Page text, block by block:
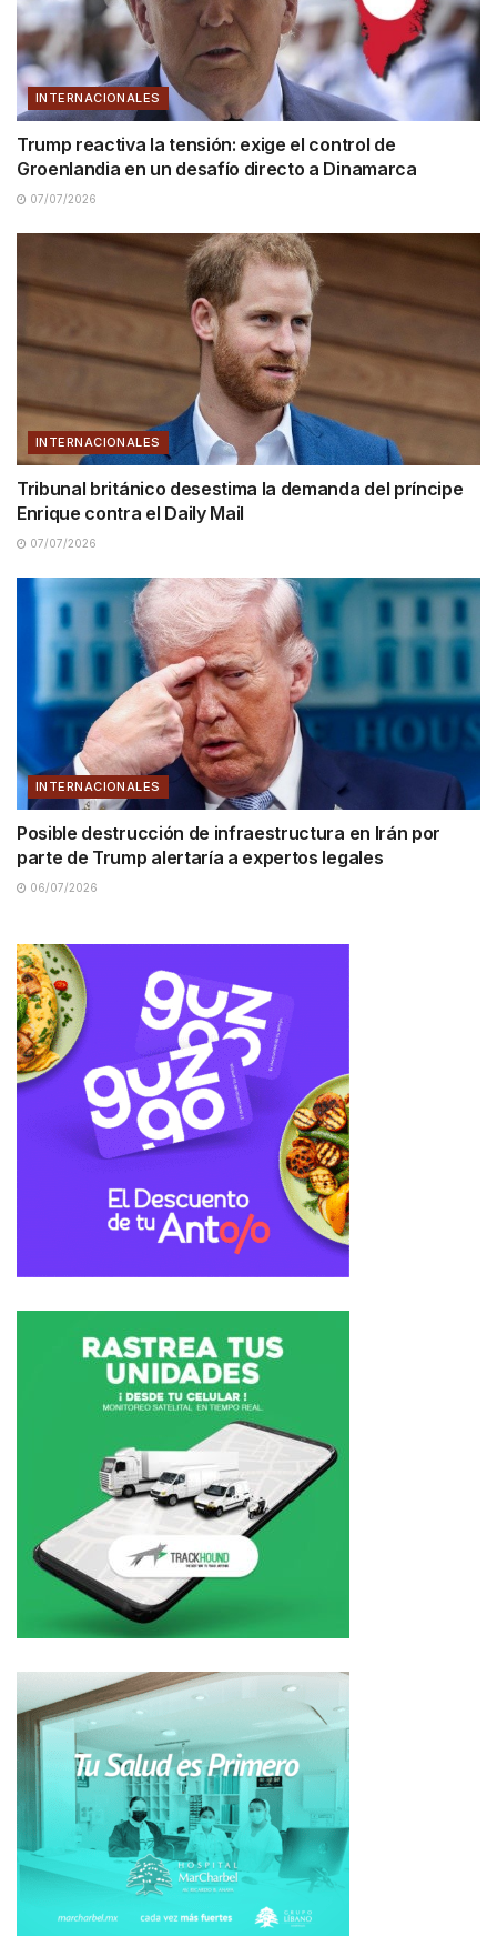
INTERNACIONALES
Trump reactiva la tensión: exige el control de
Groenlandia en un desafío directo a Dinamarca
07/07/2026
INTERNACIONALES
Tribunal británico desestima la demanda del príncipe
Enrique contra el Daily Mail
07/07/2026
INTERNACIONALES
Posible destrucción de infraestructura en Irán por
parte de Trump alertaría a expertos legales
06/07/2026